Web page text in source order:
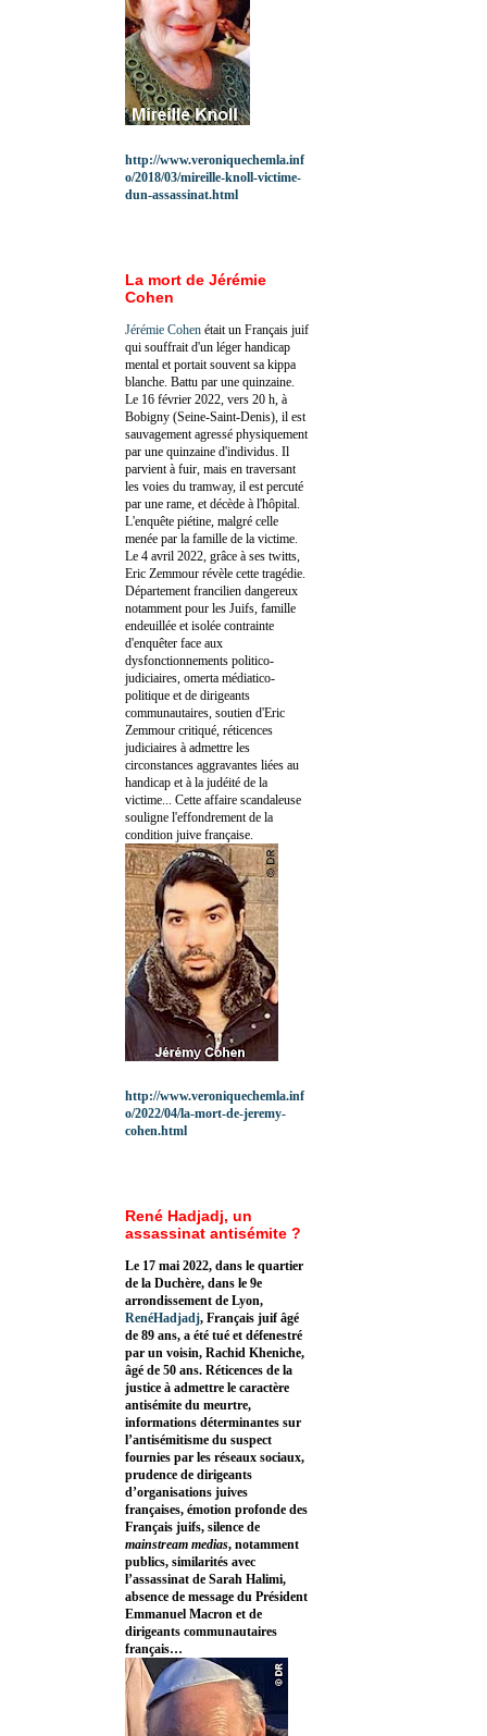
http://www.veroniquechemla.inf
o/2018/03/mireille-knoll-victime-
dun-assassinat.html
La mort de Jérémie
Cohen
Jérémie Cohen était un Français juif
qui souffrait d'un léger handicap
mental et portait souvent sa kippa
blanche. Battu par une quinzaine.
Le 16 février 2022, vers 20 h, à
Bobigny (Seine-Saint-Denis), il est
sauvagement agressé physiquement
par une quinzaine d'individus. Il
parvient à fuir, mais en traversant
les voies du tramway, il est percuté
par une rame, et décède à l'hôpital.
L'enquête piétine, malgré celle
menée par la famille de la victime.
Le 4 avril 2022, grâce à ses twitts,
Eric Zemmour révèle cette tragédie.
Département francilien dangereux
notamment pour les Juifs, famille
endeuillée et isolée contrainte
d'enquêter face aux
dysfonctionnements politico-
judiciaires, omerta médiatico-
politique et de dirigeants
communautaires, soutien d'Eric
Zemmour critiqué, réticences
judiciaires à admettre les
circonstances aggravantes liées au
handicap et à la judéité de la
victime... Cette affaire scandaleuse
souligne l'effondrement de la
condition juive française.
http://www.veroniquechemla.inf
o/2022/04/la-mort-de-jeremy-
cohen.html
René Hadjadj, un
assassinat antisémite ?
Le 17 mai 2022, dans le quartier
de la Duchère, dans le 9e
arrondissement de Lyon,
RenéHadjadj, Français juif âgé
de 89 ans, a été tué et défenestré
par un voisin, Rachid Kheniche,
âgé de 50 ans. Réticences de la
justice à admettre le caractère
antisémite du meurtre,
informations déterminantes sur
l’antisémitisme du suspect
fournies par les réseaux sociaux,
prudence de dirigeants
d’organisations juives
françaises, émotion profonde des
Français juifs, silence de
mainstream medias, notamment
publics, similarités avec
l’assassinat de Sarah Halimi,
absence de message du Président
Emmanuel Macron et de
dirigeants communautaires
français…